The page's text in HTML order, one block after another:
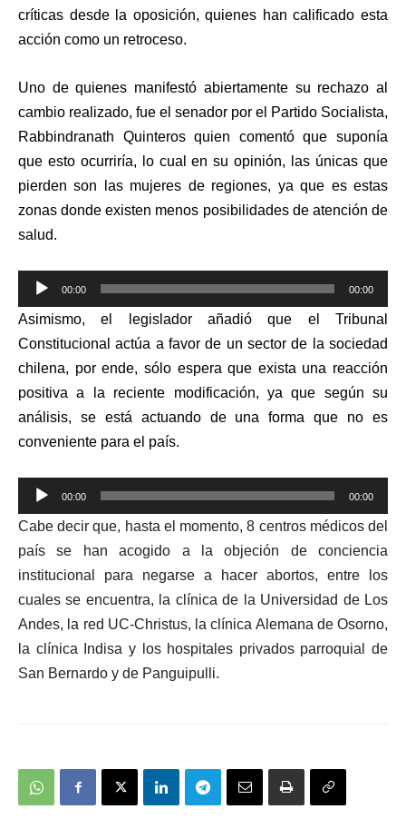
críticas desde la oposición, quienes han calificado esta
acción como un retroceso.
Uno de quienes manifestó abiertamente su rechazo al
cambio realizado, fue el senador por el Partido Socialista,
Rabbindranath Quinteros quien comentó que suponía
que esto ocurriría, lo cual en su opinión, las únicas que
pierden son las mujeres de regiones, ya que es estas
zonas donde existen menos posibilidades de atención de
salud.
Reproductor
de
audio
00:00 00:00
Asimismo, el legislador añadió que el Tribunal
Constitucional actúa a favor de un sector de la sociedad
chilena, por ende, sólo espera que exista una reacción
positiva a la reciente modificación, ya que según su
análisis, se está actuando de una forma que no es
conveniente para el país.
Reproductor
de
audio
00:00 00:00
Cabe decir que, hasta el momento,8 centros médicos del
país se han acogido a la objeción de conciencia
institucional para negarse a hacer abortos, entre los
cuales se encuentra, la clínica de la Universidad de Los
Andes, la red UC-Christus, la clínica Alemana de Osorno,
la clínica Indisa y los hospitales privados parroquial de
San Bernardo y de Panguipulli.